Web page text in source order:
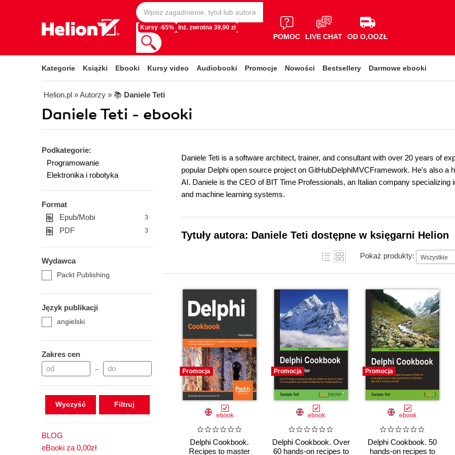
Kursy -65% Inż. zwrotna 39,90 zł
POMOC LIVE CHAT OD O,OOZŁ
Kategorie Książki Ebooki Kursy video Audiobooki Promocje Nowości Bestsellery Darmowe ebooki
Helion.pl » Autorzy » 📚 Daniele Teti
Daniele Teti - ebooki
Podkategorie:
Programowanie
Elektronika i robotyka
Format
Epub/Mobi
3
PDF 3
Wydawca
Packt Publishing
Język publikacji
angielski
Zakres cen
–
Wyczyść
BLOG
eBooki za 0,00zł
Daniele Teti is a software architect, trainer, and consultant with over 20 years of
popular Delphi open source project on GitHubDelphiMVCFramework. He's also a
AI. Daniele is the CEO of BIT Time Professionals, an Italian company specializing
and machine learning systems.
Tytuły autora: Daniele Teti dostępne w księgarni Helion
Pokaż produkty: Wszystkie
Promocja
ebook
Delphi Cookbook.
Recipes to master
Promocja
ebook
Delphi Cookbook. Over
60 hands-on recipes to
Promocja
ebook
Delphi Cookbook. 50
hands-on recipes to